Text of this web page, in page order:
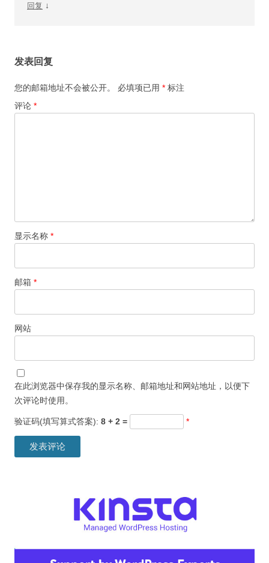
回复 ↓
发表回复
您的邮箱地址不会被公开。 必填项已用 * 标注
评论 *
显示名称 *
邮箱 *
网站
在此浏览器中保存我的显示名称、邮箱地址和网站地址，以便下
次评论时使用。
验证码(填写算式答案): 8 + 2 = *